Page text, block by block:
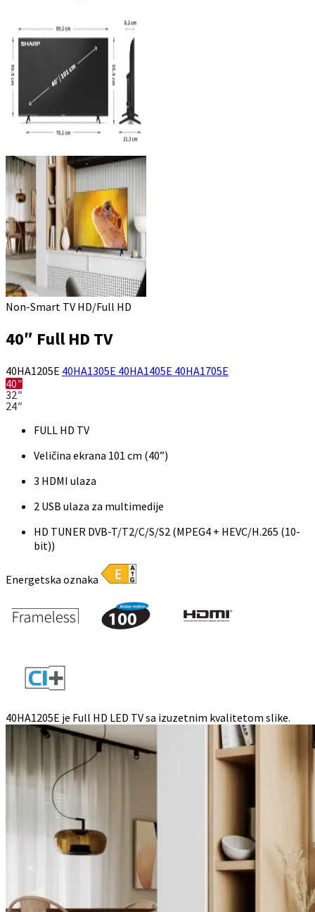
Non-Smart TV HD/Full HD
40″ Full HD TV
40HA1205E 40HA1305E 40HA1405E 40HA1705E
40″
32″
24″
FULL HD TV
Veličina ekrana 101 cm (40”)
3 HDMI ulaza
2 USB ulaza za multimedije
HD TUNER DVB-T/T2/C/S/S2 (MPEG4 + HEVC/H.265 (10-
bit))
Energetska oznaka
40HA1205E je Full HD LED TV sa izuzetnim kvalitetom slike.